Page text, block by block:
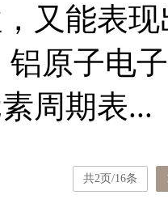
又能表
铝原子电
周期表...
共2页/16条